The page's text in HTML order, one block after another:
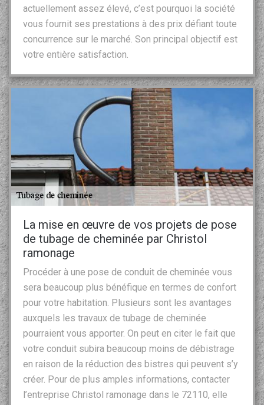
actuellement assez élevé, c’est pourquoi la société
vous fournit ses prestations à des prix défiant toute
concurrence sur le marché. Son principal objectif est
votre entière satisfaction.
La mise en œuvre de vos projets de pose
de tubage de cheminée par Christol
ramonage
Procéder à une pose de conduit de cheminée vous
sera beaucoup plus bénéfique en termes de confort
pour votre habitation. Plusieurs sont les avantages
auxquels les travaux de tubage de cheminée
pourraient vous apporter. On peut en citer le fait que
votre conduit subira beaucoup moins de débistrage
en raison de la réduction des bistres qui peuvent s’y
créer. Pour de plus amples informations, contacter
l’entreprise Christol ramonage dans le 72110, elle